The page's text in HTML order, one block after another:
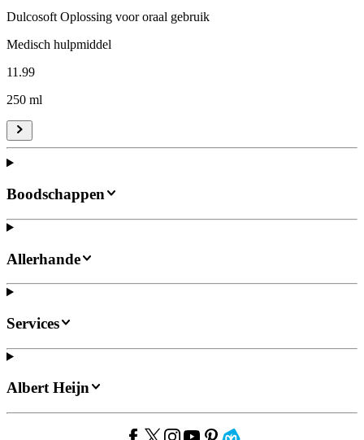
Dulcosoft Oplossing voor oraal gebruik
Medisch hulpmiddel
11.99
250 ml
Boodschappen
Allerhande
Services
Albert Heijn